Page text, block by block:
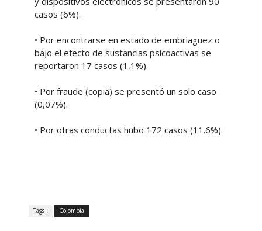
casos (6%).
• Por encontrarse en estado de embriaguez o
bajo el efecto de sustancias psicoactivas se
reportaron 17 casos (1,1%).
• Por fraude (copia) se presentó un solo caso
(0,07%).
• Por otras conductas hubo 172 casos (11.6%).
Tags : Colombia